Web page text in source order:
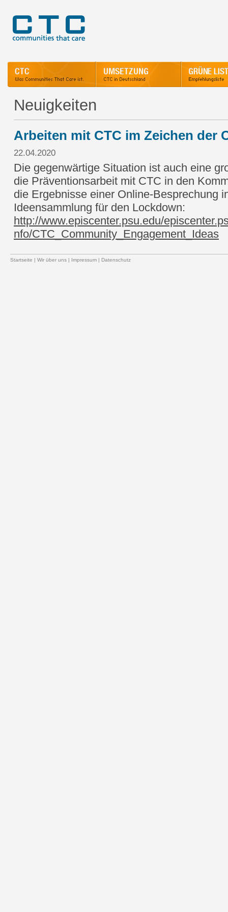
Neuigkeiten
Arbeiten mit CTC im Zeichen der
22.04.2020
Die gegenwärtige Situation ist auch eine
die Präventionsarbeit mit CTC in den
die Ergebnisse einer Online-Besprechung
Ideensammlung für den Lockdown:
http://www.episcenter.psu.edu/
nfo/CTC_Community_Engagement_Ideas
Startseite | Wir über uns | Impressum | Datenschutz